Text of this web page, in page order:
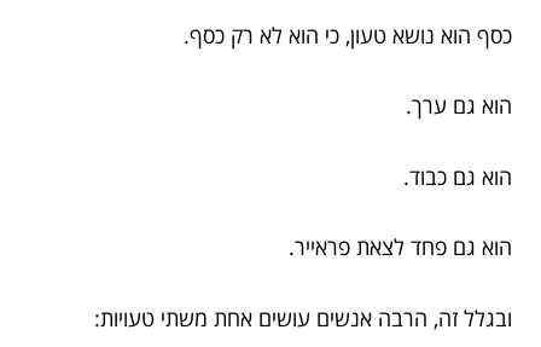
כסף הוא נושא טעון, כי הוא לא רק כסף.
הוא גם ערך.
הוא גם כבוד.
הוא גם פחד לצאת פראייר.
ובגלל זה, הרבה אנשים עושים אחת משתי טעויות: